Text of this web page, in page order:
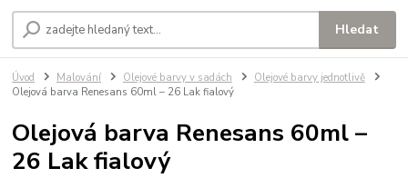
Hledat
Úvod Malování Olejové barvy v sadách
Olejové barvy jednotlivě
Olejová barva Renesans 60ml – 26 Lak fialový
Olejová barva Renesans 60ml –
26 Lak fialový